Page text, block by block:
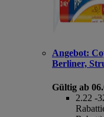
Angebot:
Berliner,
Gültig ab
2.22 -